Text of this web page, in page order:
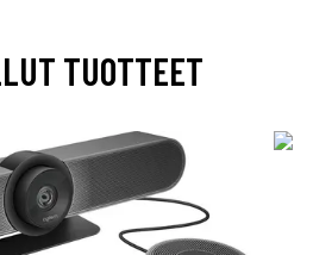
TUOTTEET